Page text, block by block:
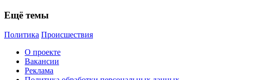
Ещё темы
Политика Происшествия
О проекте
Вакансии
Реклама